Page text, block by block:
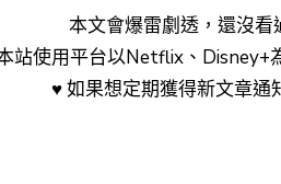
本文會爆雷劇透 ，還沒
站使用平台以Netflix、Disney+
♥ 如果想定期獲得新文章通